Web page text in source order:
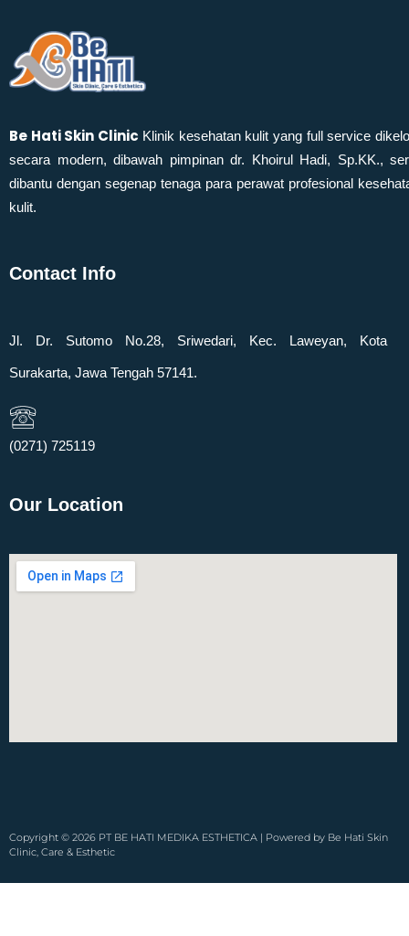
Be Hati Skin Clinic Klinik kesehatan kulit yang full service
secara modern, dibawah pimpinan dr. Khoirul Hadi, Sp.KK.,
dibantu dengan segenap tenaga para perawat profesional
kulit.
Contact Info
Jl. Dr. Sutomo No.28, Sriwedari, Kec. Laweyan, Kota
Surakarta, Jawa Tengah 57141.
(0271) 725119​
Our Location
Copyright © 2026 PT BE HATI MEDIKA ESTHETICA | Powered by Be Hati Skin
Clinic, Care & Esthetic